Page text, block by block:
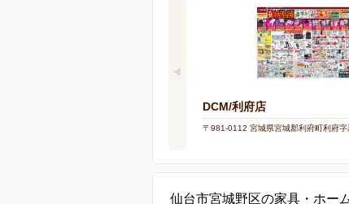
DCM/利府店
〒981-0112 宮城県宮城郡利府町利府字
仙台市宮城野区の家具・ホー